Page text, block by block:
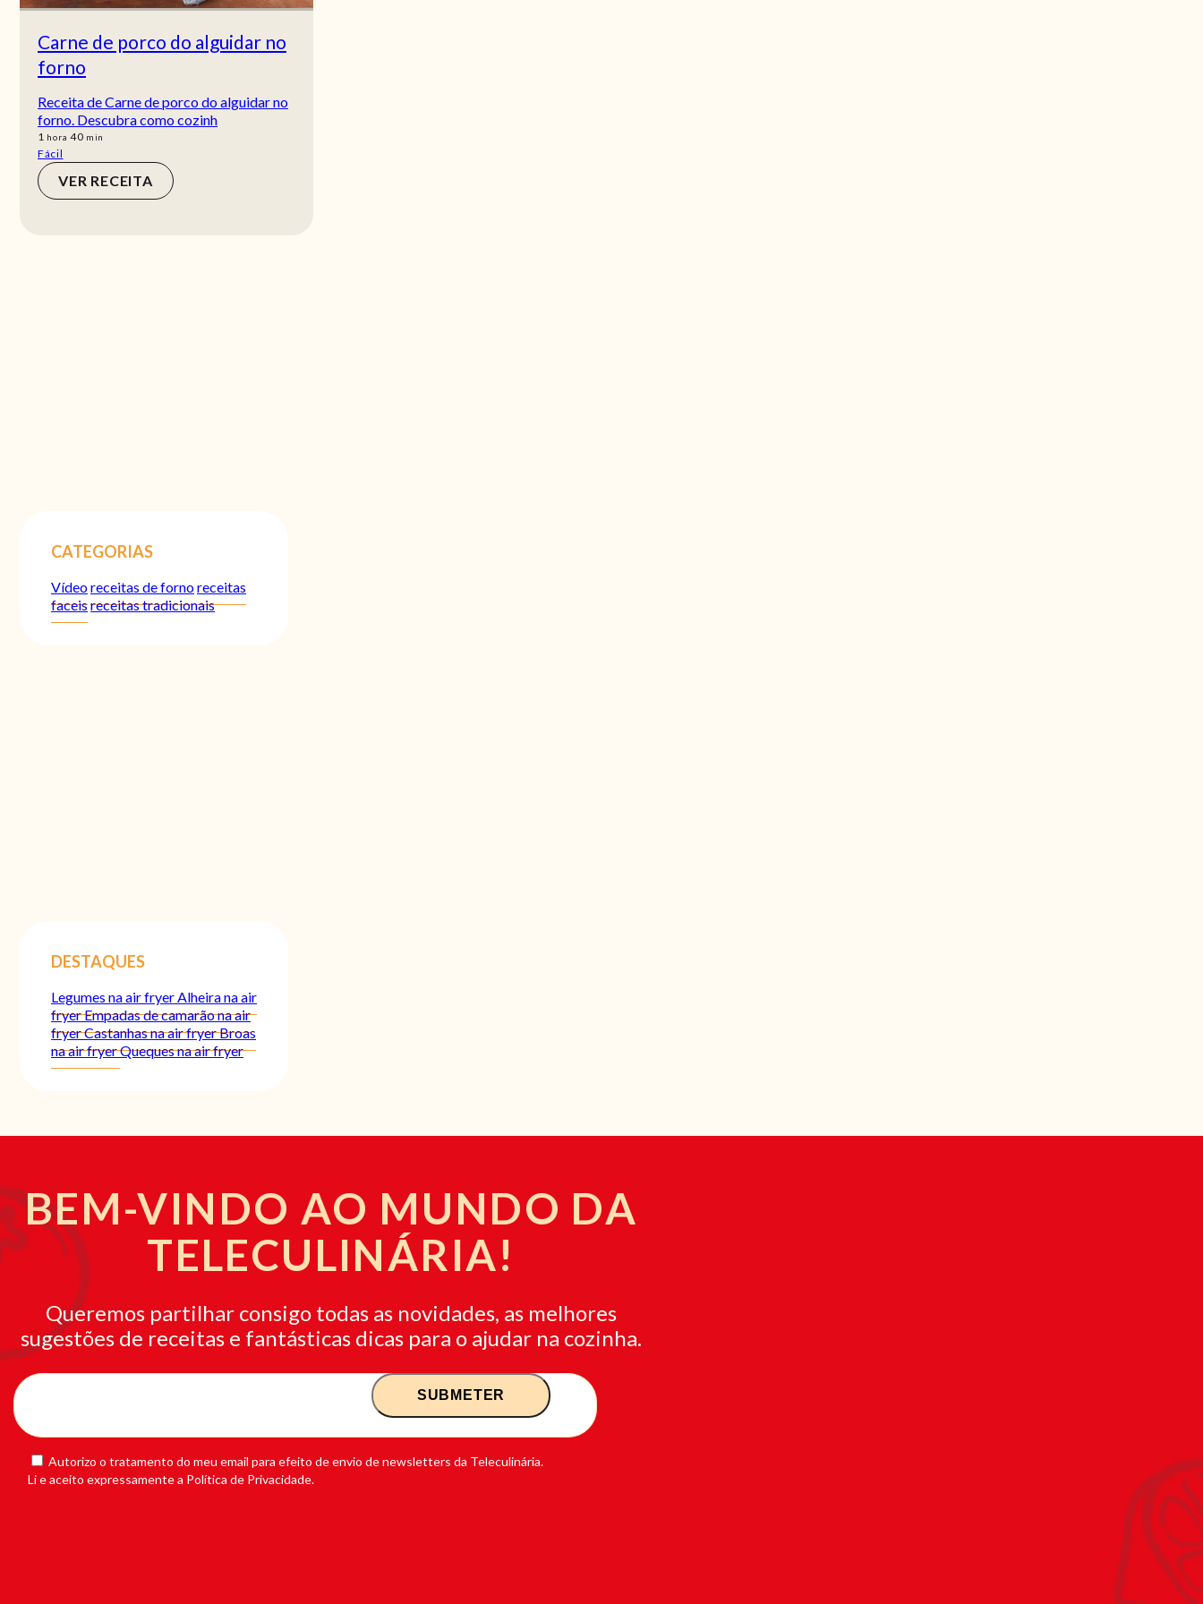
Carne de porco do alguidar no
forno
Receita de Carne de porco do alguidar no
forno. Descubra como cozinh
1 hora
hora 40min
min
Fácil
VER RECEITA
CATEGORIAS
Vídeoreceitas de fornoreceitas
faceisreceitas tradicionais
DESTAQUES
Legumes na air fryer Alheira na air
fryerEmpadas de camarão na air
fryerCastanhas na air fryerBroas
na air fryerQueques na air fryer
BEM-VINDO AO MUNDO DA
TELECULINÁRIA!
Queremos partilhar consigo todas as novidades, as melhores
sugestões de receitas e fantásticas dicas para o ajudar na cozinha.
Autorizo o tratamento do meu email para efeito de envio de newsletters da Teleculinária.
Li e aceito expressamente a Política de Privacidade.